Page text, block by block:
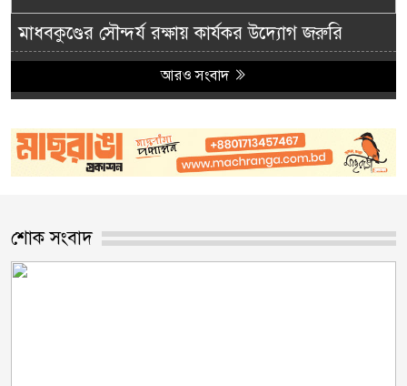
মাধবকুণ্ডের সৌন্দর্য রক্ষায় কার্যকর উদ্যোগ জরুরি
আরও সংবাদ
শোক সংবাদ